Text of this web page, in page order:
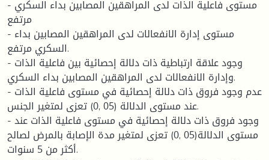
- مستوى فاعلية الذات لدى المراهقين المصابين بداء السكري
مرتفع
- مستوى إدارة الانفعالات لدى المراهقين المصابين بداء
السكري مرتفع.
- وجود علاقة ارتباطية ذات دلالة إحصائية بين فاعلية الذات
وإدارة الانفعالات لدى المراهقين المصابين بداء السكري.
- عدم وجود فروق ذات دلالة إحصائية في مستوى فاعلية الذات
عند مستوى الدلالة (05 ,0) تعزى لمتغير الجنس.
- وجود فروق ذات دلالة إحصائية في مستوى فاعلية الذات عند
مستوى الدلالة(05 ,0) تعزى لمتغير مدة الإصابة بالمرض لصالح
أكثر من 5 سنوات.